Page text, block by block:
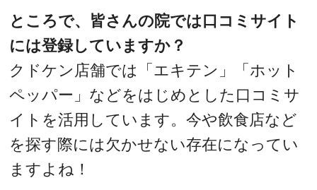
ところで、皆さんの院では口コミサイト
には登録していますか？
クドケン店舗では「エキテン」「ホット
ペッパー」などをはじめとした口コミサ
イトを活用しています。今や飲食店など
を探す際には欠かせない存在になってい
ますよね！